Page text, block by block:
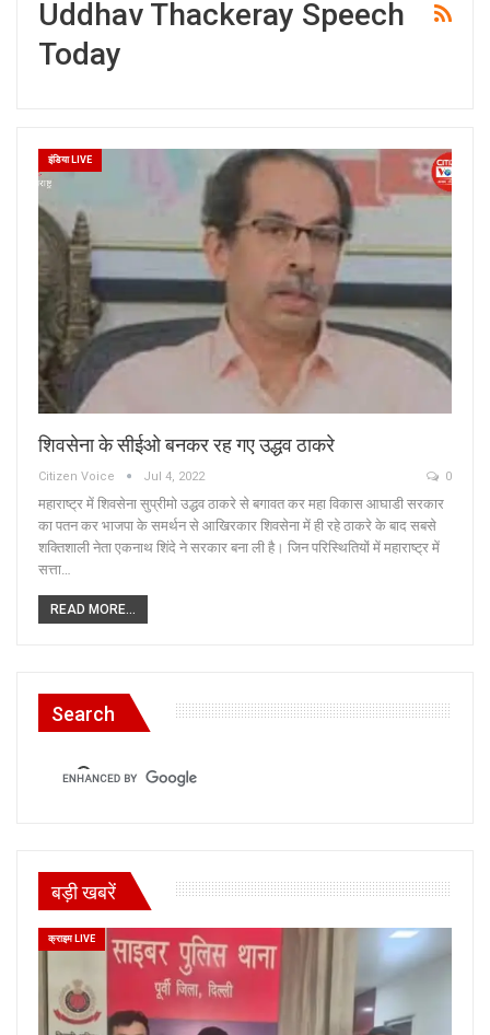
Uddhav Thackeray Speech
Today
इंडिया LIVE
शिवसेना के सीईओ बनकर रह गए उद्धव ठाकरे
Citizen Voice Jul 4, 2022 0
महाराष्ट्र में शिवसेना सुप्रीमो उद्धव ठाकरे से बगावत कर महा विकास आघाडी सरकार
का पतन कर भाजपा के समर्थन से आखिरकार शिवसेना में ही रहे ठाकरे के बाद सबसे
शक्तिशाली नेता एकनाथ शिंदे ने सरकार बना ली है। जिन परिस्थितियों में महाराष्ट्र में
सत्ता…
READ MORE...
Search
बड़ी खबरें
क्राइम LIVE